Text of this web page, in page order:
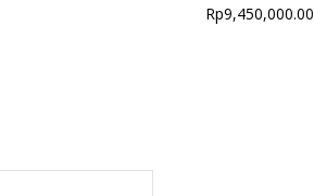
Rp9,450,000.00